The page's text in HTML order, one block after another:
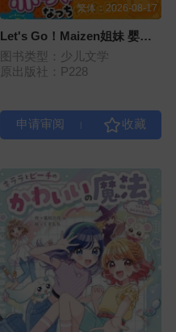
繁体：2026-08-17
Let's Go！Maizen姐妹 婴儿
百日生存大挑战！（第二册）
图书类型：少儿文学
原出版社：P228